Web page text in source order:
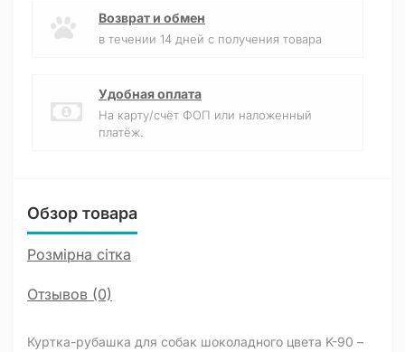
Возврат и обмен
в течении 14 дней с получения товара
Удобная оплата
На карту/счёт ФОП или наложенный
платёж.
Обзор товара
Розмірна сітка
Отзывов (0)
Куртка-рубашка для собак шоколадного цвета K-90 –